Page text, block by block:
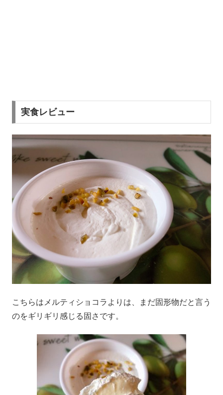
実食レビュー
こちらはメルティショコラよりは、まだ固形物だと言う
のをギリギリ感じる固さです。